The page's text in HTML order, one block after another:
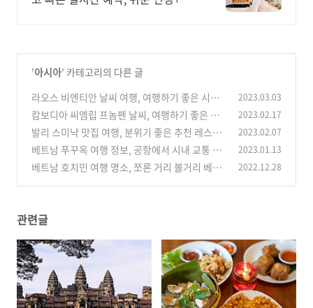
'아시아' 카테고리의 다른 글
라오스 비엔티안 날씨 여행, 여행하기 좋은 시기
월별 옷차림
(0)
2023.03.03
캄보디아 씨엠립 프놈펜 날씨, 여행하기 좋은 시
기 우기 건기
(0)
2023.02.17
발리 스미냑 맛집 여행, 분위기 좋은 추천 레스토
랑 베스트 5 (0)
2023.02.07
베트남 푸꾸옥 여행 정보, 공항에서 시내 교통 유
명 비치 소개
(0)
2023.01.13
베트남 호치민 여행 명소, 쪼론 거리 볼거리 베스
2022.12.28
관련글